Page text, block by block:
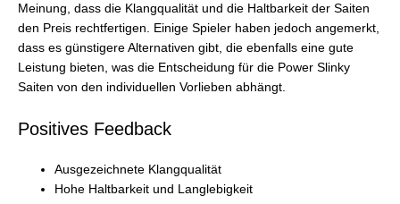
Meinung, dass die Klangqualität und die Haltbarkeit der Saiten
den Preis rechtfertigen. Einige Spieler haben jedoch angemerkt,
dass es günstigere Alternativen gibt, die ebenfalls eine gute
Leistung bieten, was die Entscheidung für die Power Slinky
Saiten von den individuellen Vorlieben abhängt.
Positives Feedback
Ausgezeichnete Klangqualität
Hohe Haltbarkeit und Langlebigkeit